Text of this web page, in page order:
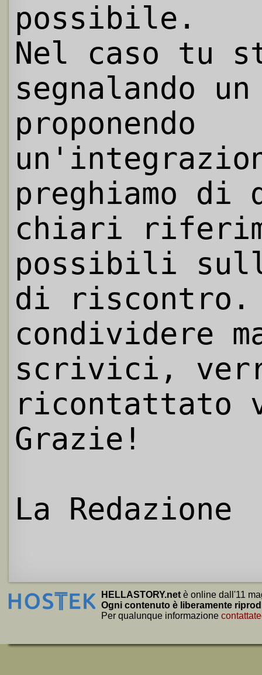
possibile.
Nel caso tu
segnalando
proponendo
preghiamo
chiari
possibili
di riscontro.
condividere
scrivici,
ricontattato
Grazie!
La Redazione
HELLASTORY.net è online dall'11
Ogni contenuto è liberamente
Per qualunque informazione